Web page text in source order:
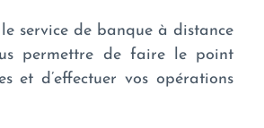
service de banque à distance
permettre de faire le point
et d’effectuer vos opérations